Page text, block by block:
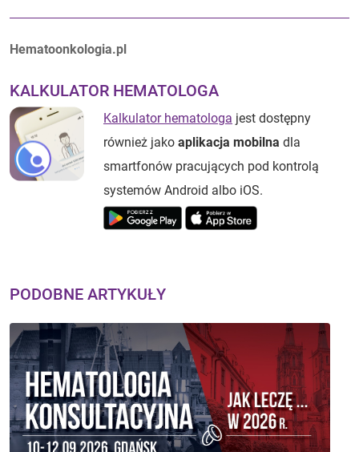
Autorzy:
Hematoonkologia.pl
KALKULATOR HEMATOLOGA
Kalkulator hematologa jest dostępny
również jako aplikacja mobilna dla
smartfonów pracujących pod kontrolą
systemów Android albo iOS.
PODOBNE ARTYKUŁY